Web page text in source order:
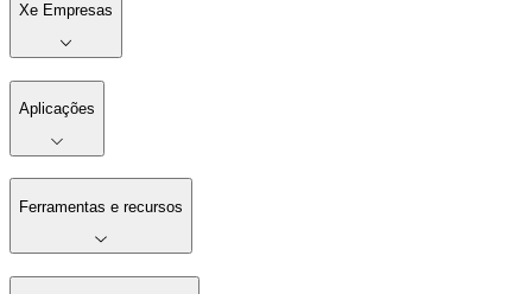
Xe Empresas
Aplicações
Ferramentas e recursos